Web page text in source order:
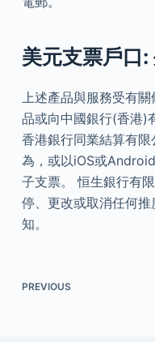
美元支票戶口:
上述產品與服務受有
品或向中國銀行(香港)
香港銀行同業結算有
為，或以iOS或
子支票。 恒生銀行有
停、更改或取消任何
知。
PREVIOUS